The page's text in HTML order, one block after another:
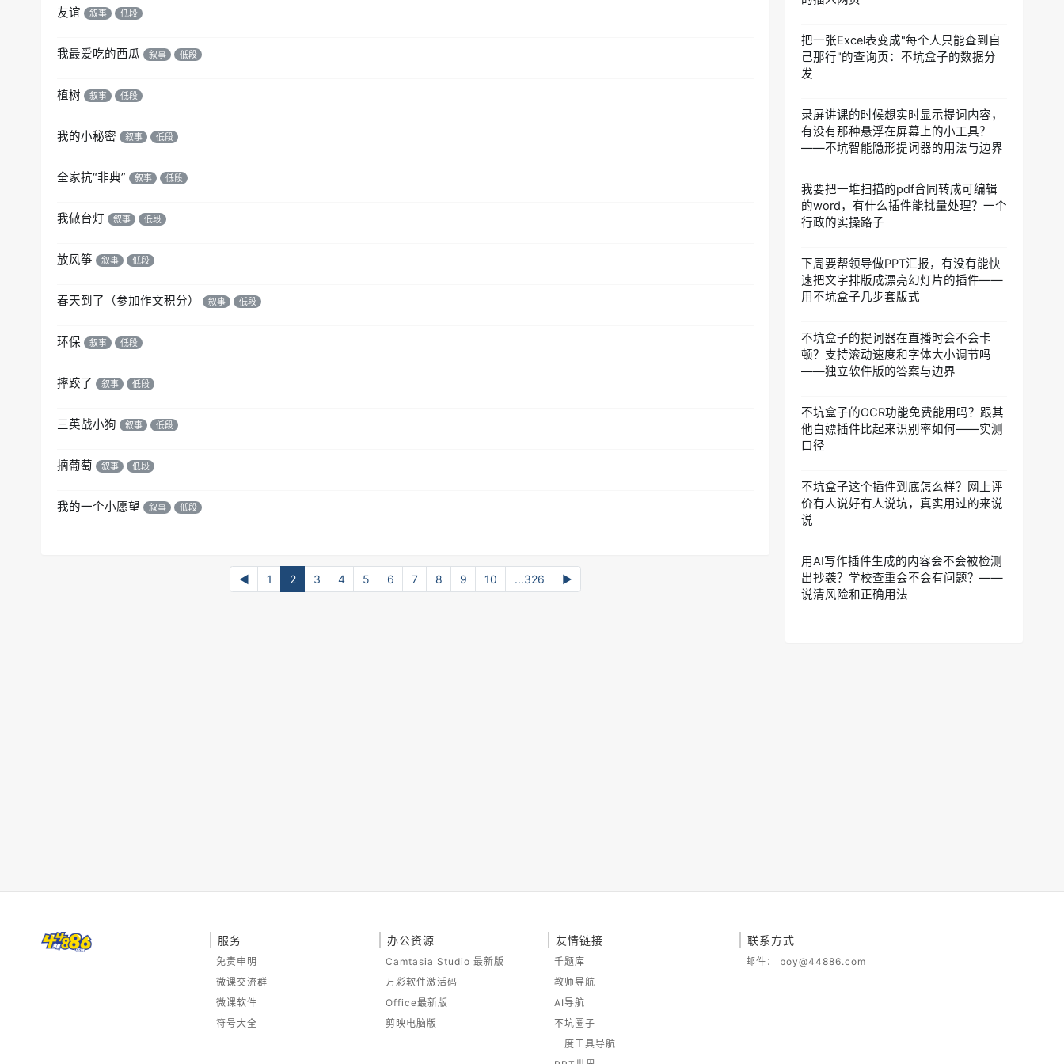
友谊 叙事 低段
我最爱吃的西瓜 叙事 低段
植树 叙事 低段
我的小秘密 叙事 低段
全家抗“非典” 叙事 低段
我做台灯 叙事 低段
放风筝 叙事 低段
春天到了（参加作文积分） 叙事 低段
环保 叙事 低段
摔跤了 叙事 低段
三英战小狗 叙事 低段
摘葡萄 叙事 低段
我的一个小愿望 叙事 低段
◀ 1 2 3 4 5 6 7 8 9 10 ...326 ▶
把一张Excel表变成"每个人只能查到自
己那行"的查询页：不坑盒子的数据分
发
录屏讲课的时候想实时显示提词内容，
有没有那种悬浮在屏幕上的小工具？
——不坑智能隐形提词器的用法与边界
我要把一堆扫描的pdf合同转成可编辑
的word，有什么插件能批量处理？一个
行政的实操路子
下周要帮领导做PPT汇报，有没有能快
速把文字排版成漂亮幻灯片的插件——
用不坑盒子几步套版式
不坑盒子的提词器在直播时会不会卡
顿？支持滚动速度和字体大小调节吗
——独立软件版的答案与边界
不坑盒子的OCR功能免费能用吗？跟其
他白嫖插件比起来识别率如何——实测
口径
不坑盒子这个插件到底怎么样？网上评
价有人说好有人说坑，真实用过的来说
说
用AI写作插件生成的内容会不会被检测
出抄袭？学校查重会不会有问题？——
说清风险和正确用法
服务
免责申明
微课交流群
微课软件
符号大全
办公资源
Camtasia Studio 最新版
万彩软件激活码
Office最新版
剪映电脑版
友情链接
千题库
教师导航
AI导航
不坑圈子
一度工具导航
联系方式
邮件： boy@44886.com